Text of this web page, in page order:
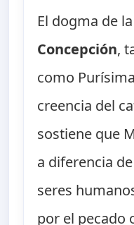
El dogma de
Concepción,
como
creencia del
sostiene que
a diferencia
seres
por el pecado